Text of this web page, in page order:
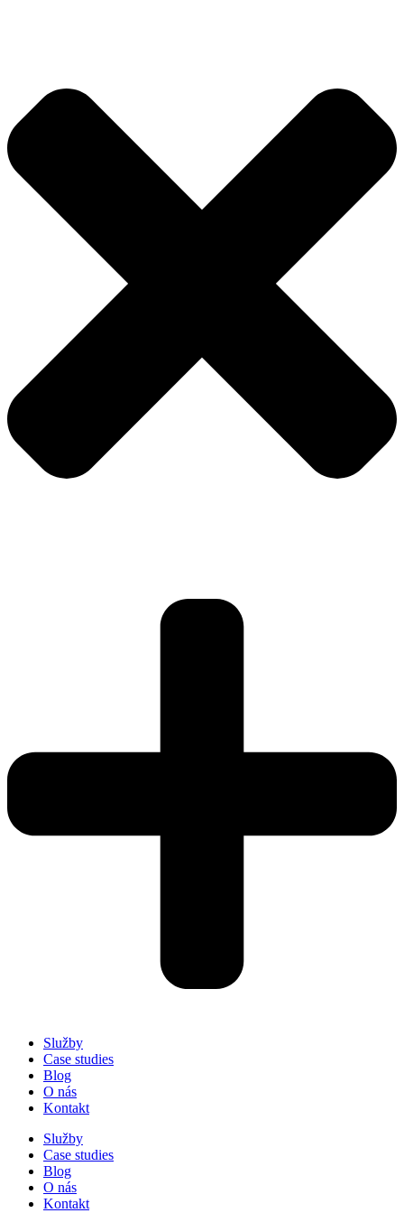
Služby
Case studies
Blog
O nás
Kontakt
Služby
Case studies
Blog
O nás
Kontakt